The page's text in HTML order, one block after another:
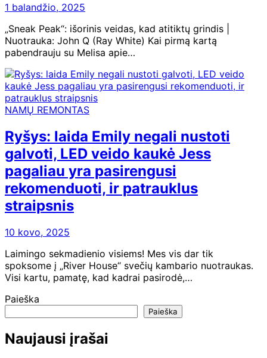
1 balandžio, 2025
„Sneak Peak“: išorinis veidas, kad atitiktų grindis |
Nuotrauka: John Q (Ray White) Kai pirmą kartą
pabendrauju su Melisa apie…
NAMŲ REMONTAS
Ryšys: laida Emily negali nustoti
galvoti, LED veido kaukė Jess
pagaliau yra pasirengusi
rekomenduoti, ir patrauklus
straipsnis
10 kovo, 2025
Laimingo sekmadienio visiems! Mes vis dar tik
spoksome į „River House“ svečių kambario nuotraukas.
Visi kartu, pamatę, kad kadrai pasirodė,…
Paieška
Paieška
Naujausi įrašai